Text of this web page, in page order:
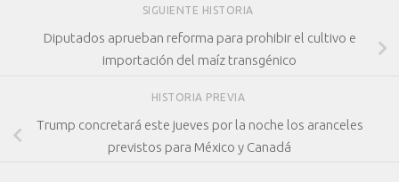
SIGUIENTE HISTORIA
Diputados aprueban reforma para prohibir el cultivo e
importación del maíz transgénico
HISTORIA PREVIA
Trump concretará este jueves por la noche los aranceles
previstos para México y Canadá